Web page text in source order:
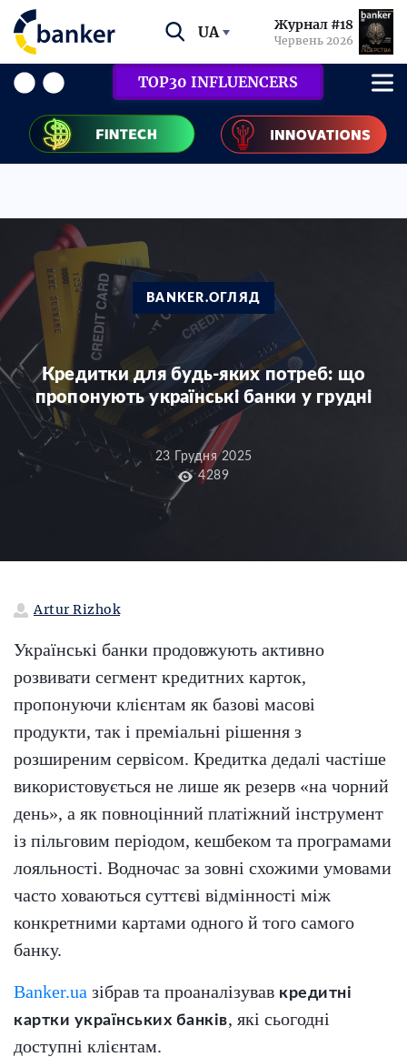
UA Журнал #18
Червень 2026
TOP30 INFLUENCERS
BANKER.ОГЛЯД
Кредитки для будь-яких потреб: що
пропонують українські банки у грудні
23 Грудня 2025
4289
Artur Rizhok
Українські банки продовжують активно
розвивати сегмент кредитних карток,
пропонуючи клієнтам як базові масові
продукти, так і преміальні рішення з
розширеним сервісом. Кредитка дедалі частіше
використовується не лише як резерв «на чорний
день», а як повноцінний платіжний інструмент
із пільговим періодом, кешбеком та програмами
лояльності. Водночас за зовні схожими умовами
часто ховаються суттєві відмінності між
конкретними картами одного й того самого
банку.
Banker.ua зібрав та проаналізував кредитні
картки українських банків, які сьогодні
доступні клієнтам.